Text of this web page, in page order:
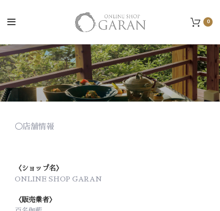
0
◯店舗情報
〈ショップ名〉
ONLINE SHOP GARAN
〈販売業者〉